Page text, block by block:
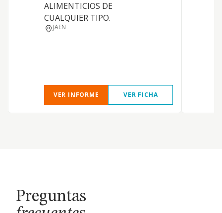
ALIMENTICIOS DE
CUALQUIER TIPO.
JAEN
VER INFORME VER FICHA
Preguntas